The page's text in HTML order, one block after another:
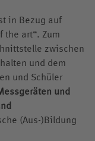
in Bezug auf
art“. Zum
zwischen
und dem
und Schüler
und
(Aus-)Bildung